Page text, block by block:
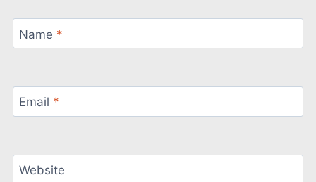
Name *
Email *
Website